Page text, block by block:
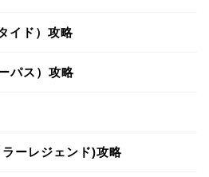
イド）攻略
パス）攻略
ーレジェンド)攻略